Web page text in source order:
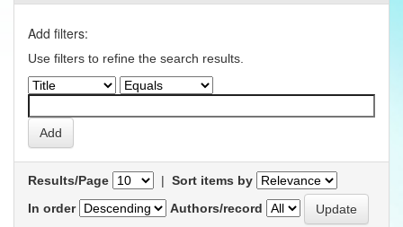
Add filters:
Use filters to refine the search results.
Results/Page | Sort items by
In order
Authors/record